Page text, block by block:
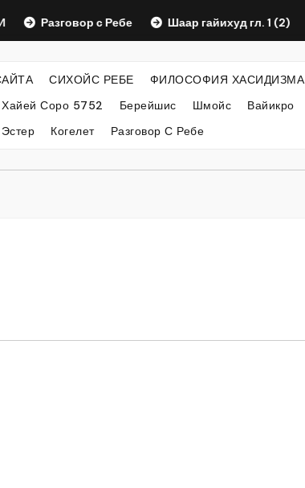
Разговор с Ребе Шаар гайихуд гл. 1 (2)
СИХОЙС РЕБЕ ФИЛОСОФИЯ ХАСИДИЗМА
Хайей Соро 5752 Берейшис Шмойс Вайикро
Эстер Когелет Разговор С Ребе